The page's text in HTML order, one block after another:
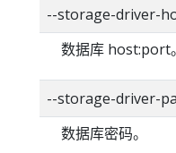
--storage-driver-
数据库 host:port。
--storage-driver-
数据库密码。